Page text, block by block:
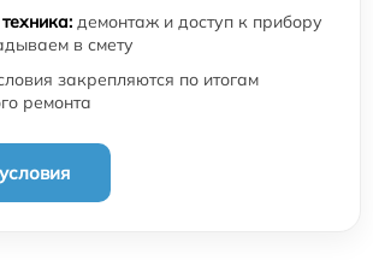
демонтаж и доступ к прибору
в смету
закрепляются по итогам
ремонта